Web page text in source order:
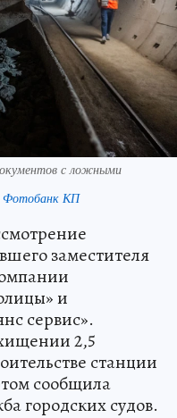
с ложными
Фотобанк КП
заместителя
и
сервис».
2,5
станции
сообщила
городских судов.